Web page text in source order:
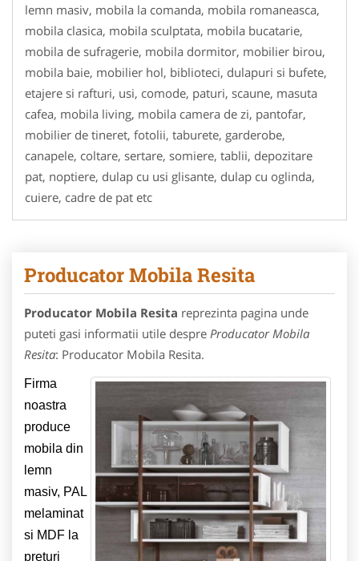
lemn masiv, mobila la comanda, mobila romaneasca,
mobila clasica, mobila sculptata, mobila bucatarie,
mobila de sufragerie, mobila dormitor, mobilier birou,
mobila baie, mobilier hol, biblioteci, dulapuri si bufete,
etajere si rafturi, usi, comode, paturi, scaune, masuta
cafea, mobila living, mobila camera de zi, pantofar,
mobilier de tineret, fotolii, taburete, garderobe,
canapele, coltare, sertare, somiere, tablii, depozitare
pat, noptiere, dulap cu usi glisante, dulap cu oglinda,
cuiere, cadre de pat etc
Producator Mobila Resita
Producator Mobila Resita reprezinta pagina unde
puteti gasi informatii utile despre Producator Mobila
Resita: Producator Mobila Resita.
Firma
noastra
produce
mobila din
lemn
masiv, PAL
melaminat
si MDF la
preturi